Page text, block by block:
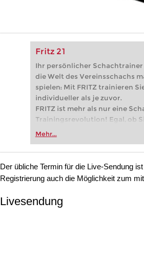
Fritz 21
Ihr persönlicher
die Welt des Vereinsschachs
spielen: Mit FRITZ trainieren
individueller als je zuvor.
FRITZ ist mehr als nur eine
Trainingsrevolution! Egal, ob
Vereinsschachs machen oder
zuvor.
Mehr...
Der übliche Termin für die Live-Sendung
Registrierung auch die Möglichkeit zum
Livesendung